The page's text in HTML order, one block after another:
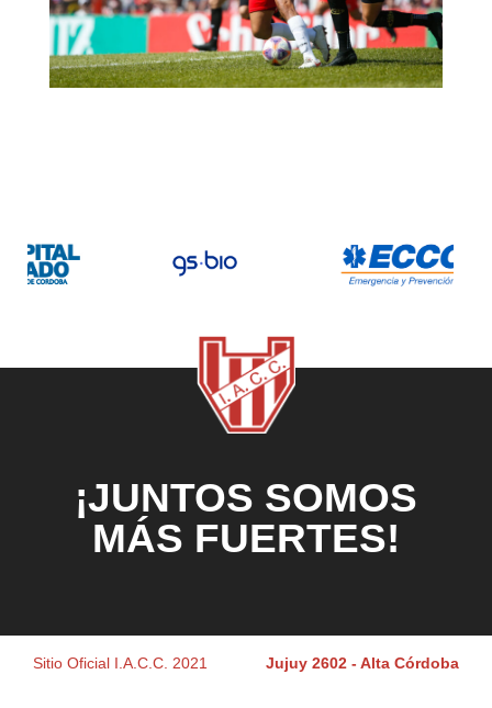
¡JUNTOS SOMOS
MÁS FUERTES!
Sitio Oficial I.A.C.C. 2021 Jujuy 2602 - Alta Córdoba